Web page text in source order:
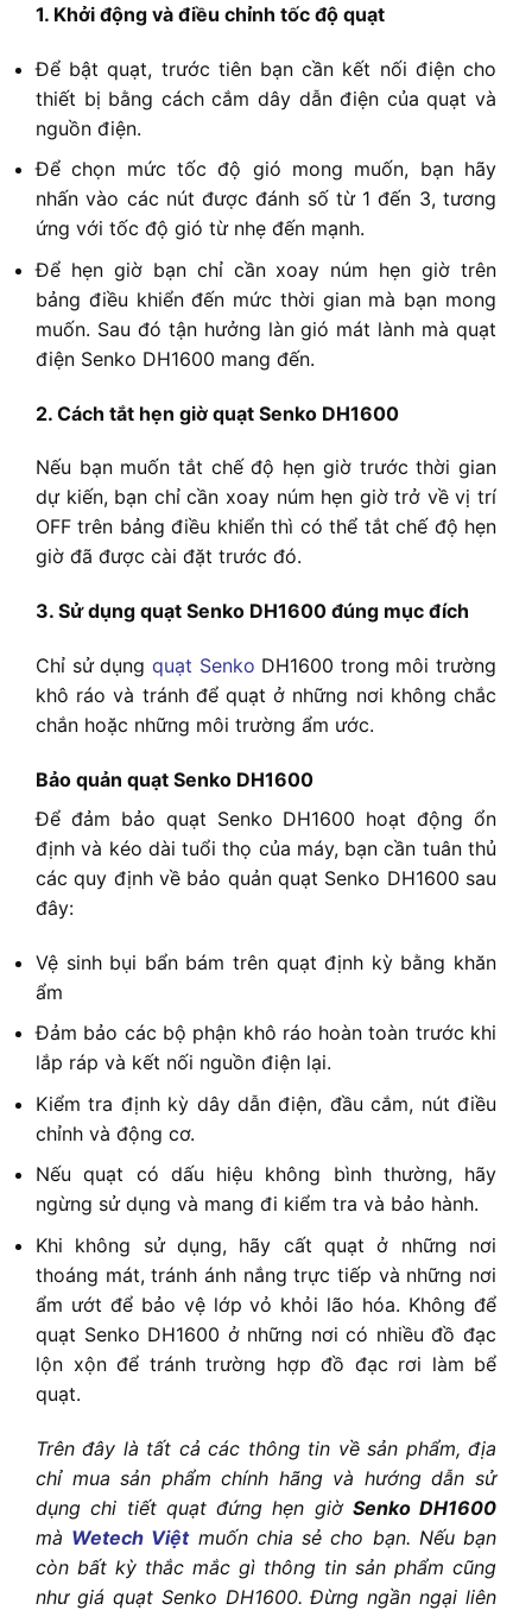
1. Khởi động và điều chỉnh tốc độ quạt
Để bật quạt, trước tiên bạn cần kết nối điện cho
thiết bị bằng cách cắm dây dẫn điện của quạt và
nguồn điện.
Để chọn mức tốc độ gió mong muốn, bạn hãy
nhấn vào các nút được đánh số từ 1 đến 3, tương
ứng với tốc độ gió từ nhẹ đến mạnh.
Để hẹn giờ bạn chỉ cần xoay núm hẹn giờ trên
bảng điều khiển đến mức thời gian mà bạn mong
muốn. Sau đó tận hưởng làn gió mát lành mà quạt
điện Senko DH1600 mang đến.
2. Cách tắt hẹn giờ quạt Senko DH1600
Nếu bạn muốn tắt chế độ hẹn giờ trước thời gian
dự kiến, bạn chỉ cần xoay núm hẹn giờ trở về vị trí
OFF trên bảng điều khiển thì có thể tắt chế độ hẹn
giờ đã được cài đặt trước đó.
3. Sử dụng quạt Senko DH1600 đúng mục đích
Chỉ sử dụng quạt Senko DH1600 trong môi trường
khô ráo và tránh để quạt ở những nơi không chắc
chắn hoặc những môi trường ẩm ước.
Bảo quản quạt Senko DH1600
Để đảm bảo quạt Senko DH1600 hoạt động ổn
định và kéo dài tuổi thọ của máy, bạn cần tuân thủ
các quy định về bảo quản quạt Senko DH1600 sau
đây:
Vệ sinh bụi bẩn bám trên quạt định kỳ bằng khăn
ẩm
Đảm bảo các bộ phận khô ráo hoàn toàn trước khi
lắp ráp và kết nối nguồn điện lại.
Kiểm tra định kỳ dây dẫn điện, đầu cắm, nút điều
chỉnh và động cơ.
Nếu quạt có dấu hiệu không bình thường, hãy
ngừng sử dụng và mang đi kiểm tra và bảo hành.
Khi không sử dụng, hãy cất quạt ở những nơi
thoáng mát, tránh ánh nắng trực tiếp và những nơi
ẩm ướt để bảo vệ lớp vỏ khỏi lão hóa. Không để
quạt Senko DH1600 ở những nơi có nhiều đồ đạc
lộn xộn để tránh trường hợp đồ đạc rơi làm bể
quạt.
Trên đây là tất cả các thông tin về sản phẩm, địa
chỉ mua sản phẩm chính hãng và hướng dẫn sử
dụng chi tiết quạt đứng hẹn giờ Senko DH1600
mà Wetech Việtmuốn chia sẻ cho bạn. Nếu bạn
còn bất kỳ thắc mắc gì thông tin sản phẩm cũng
như giá quạt Senko DH1600. Đừng ngần ngại liên